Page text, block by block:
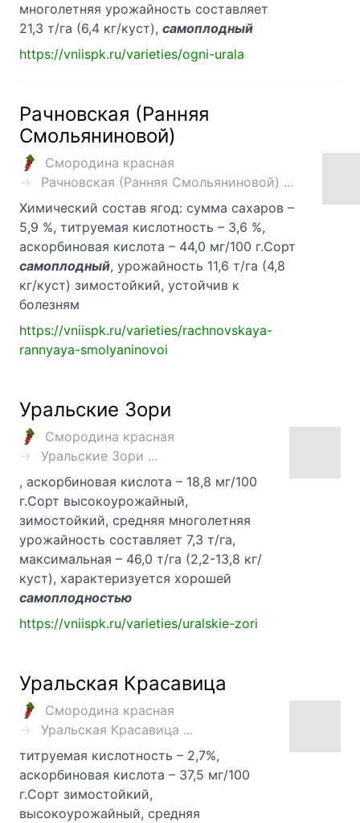
многолетняя урожайность составляет
21,3 т/га (6,4 кг/куст), самоплодный
https://vniispk.ru/varieties/ogni-urala
Рачновская (Ранняя
Смольяниновой)
Смородина красная
Рачновская (Ранняя Смольяниновой) ...
Химический состав ягод: сумма сахаров –
5,9 %, титруемая кислотность – 3,6 %,
аскорбиновая кислота – 44,0 мг/100 г.Сорт
самоплодный, урожайность 11,6 т/га (4,8
кг/куст) зимостойкий, устойчив к
болезням
https://vniispk.ru/varieties/rachnovskaya-
rannyaya-smolyaninovoi
Уральские Зори
Смородина красная
Уральские Зори ...
, аскорбиновая кислота – 18,8 мг/100
г.Сорт высокоурожайный,
зимостойкий, средняя многолетняя
урожайность составляет 7,3 т/га,
максимальная – 46,0 т/га (2,2-13,8 кг/
куст), характеризуется хорошей
самоплодностью
https://vniispk.ru/varieties/uralskie-zori
Уральская Красавица
Смородина красная
Уральская Красавица ...
титруемая кислотность – 2,7%,
аскорбиновая кислота – 37,5 мг/100
г.Сорт зимостойкий,
высокоурожайный, средняя